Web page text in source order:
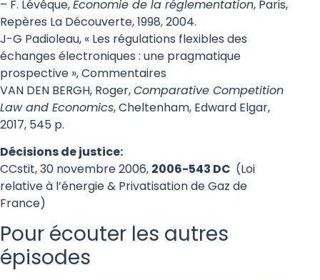
– F. Lévêque,Economie de la réglementation, Paris,
Repères La Découverte, 1998, 2004.
J-G Padioleau, « Les régulations flexibles des
échanges électroniques : une pragmatique
prospective », Commentaires
VAN DEN BERGH, Roger,Comparative Competition
Law and Economics, Cheltenham, Edward Elgar,
2017, 545 p.
Décisions de justice:
CCstit, 30 novembre 2006, 2006-543 DC (Loi
relative à l’énergie & Privatisation de Gaz de
France)
Pour écouter les autres
épisodes